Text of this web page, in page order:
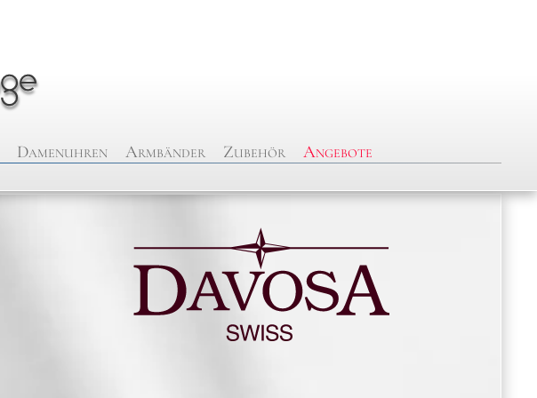
Damenuhren Armbänder Zubehör Angebote